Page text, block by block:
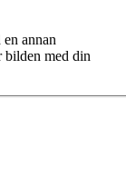
annan
med din